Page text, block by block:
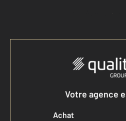
Accéder à
Votre agence
Achat